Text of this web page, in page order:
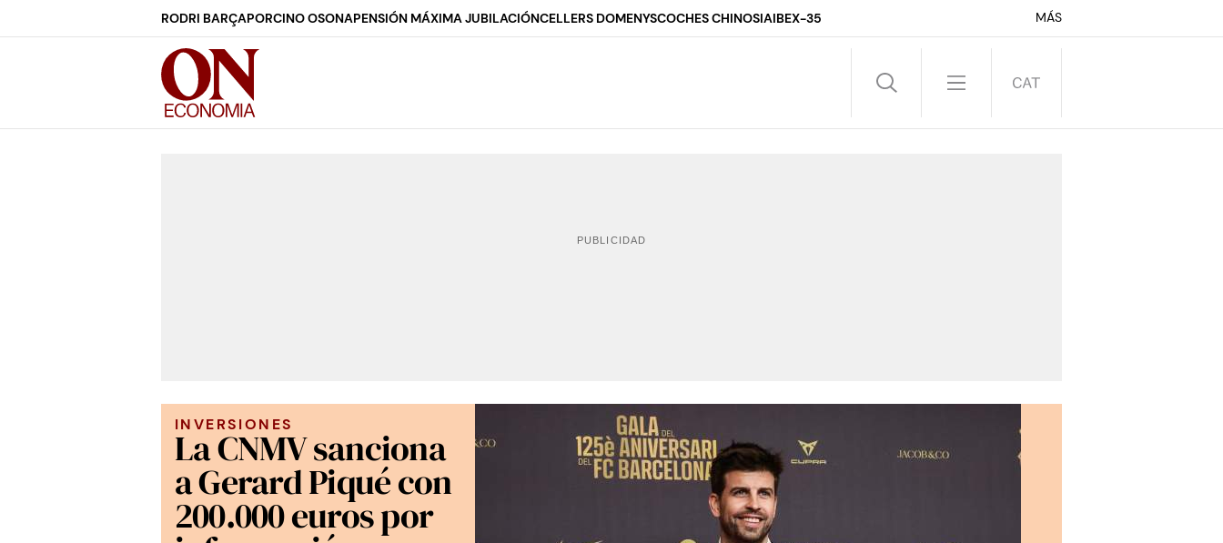
RODRI BARÇAPORCINO OSONAPENSIÓN MÁXIMA JUBILACIÓNCELLERS DOMENYSCOCHES CHINOSIAIBEX-35 MÁS
INVERSIONES
La CNMV sanciona
a Gerard Piqué con
200.000 euros por